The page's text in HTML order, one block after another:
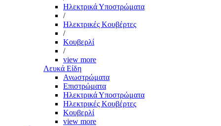
Ηλεκτρικά Υποστρώματα
/
Ηλεκτρικές Κουβέρτες
/
Κουβερλί
/
view more
Λευκά Είδη
Ανωστρώματα
Επιστρώματα
Ηλεκτρικά Υποστρώματα
Ηλεκτρικές Κουβέρτες
Κουβερλί
view more